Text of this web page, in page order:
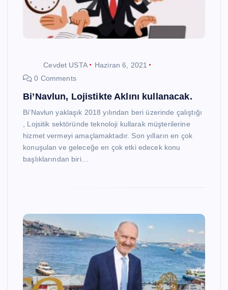
Cevdet USTA
Haziran 6, 2021
0 Comments
Bi’Navlun, Lojistikte Aklını kullanacak.
Bi’Navlun yaklaşık 2018 yılından beri üzerinde çalıştığı
, Lojsitik sektöründe teknoloji kullarak müşterilerine
hizmet vermeyi amaçlamaktadır. Son yılların en çok
konuşulan ve geleceğe en çok etki edecek konu
başlıklarından biri…